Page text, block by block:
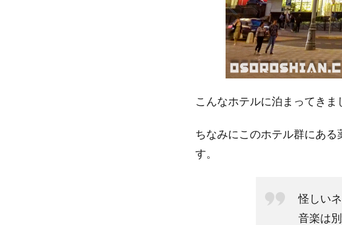
こんなホテルに泊まってきま
ちなみにこのホテル群にあ
す。
怪しい
音楽は